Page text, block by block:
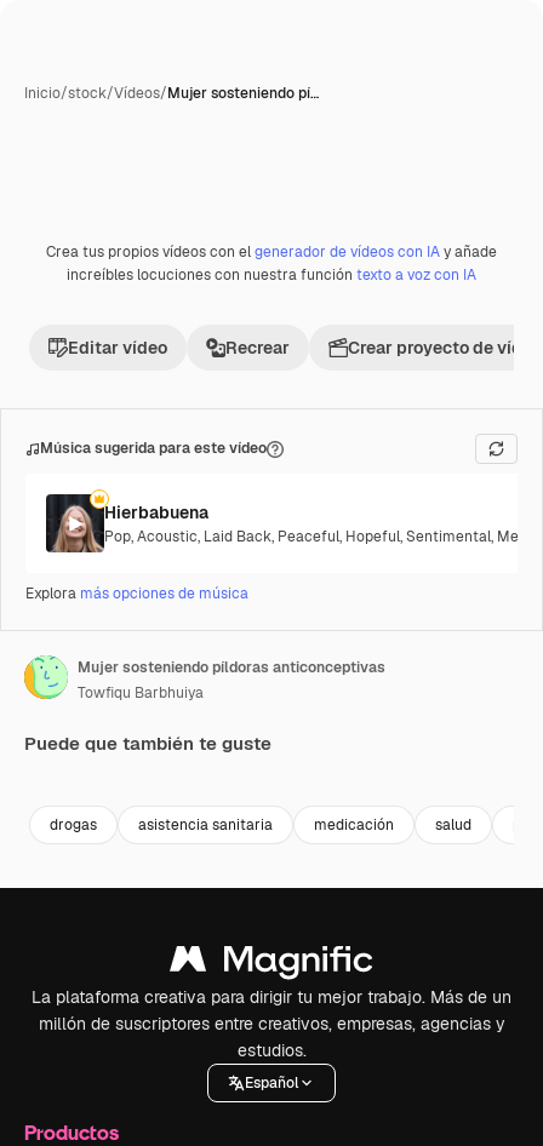
Inicio/stock/Vídeos/Mujer sosteniendo pí…
Premium
Crea tus propios vídeos con elgenerador de vídeos con IAy añade
increíbles locuciones con nuestra función texto a voz con IA
Editar vídeo Recrear Crear proyecto de vídeo
Música sugerida para este vídeo
Hierbabuena
Pop,Acoustic, Laid Back, Peaceful, Hopeful,Sentimental,
Explora más opciones de música
Mujer sosteniendo píldoras anticonceptivas
Towfiqu Barbhuiya
Puede que también te guste
drogas asistencia sanitaria medicación salud
La plataforma creativa para dirigir tu mejor trabajo. Más de un
millón de suscriptores entre creativos, empresas, agencias y
estudios.
Español
Productos